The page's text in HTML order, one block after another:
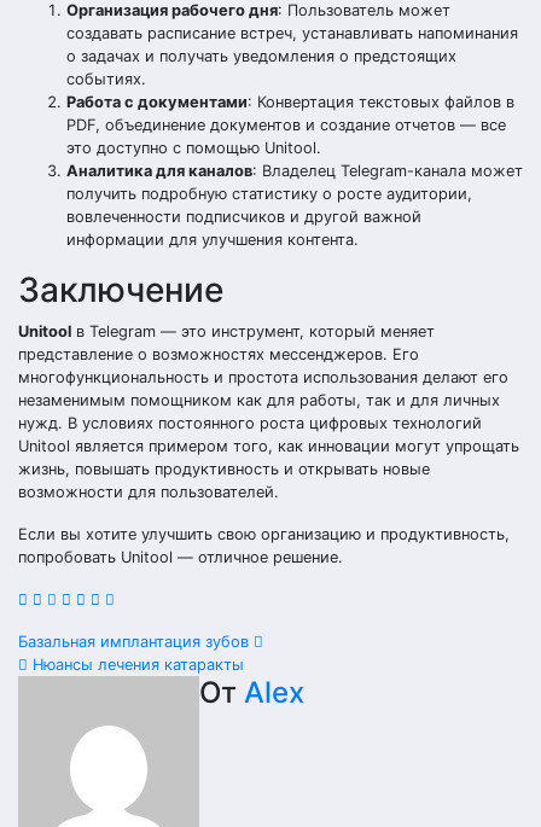
Организация рабочего дня: Пользователь может
создавать расписание встреч, устанавливать напоминания
о задачах и получать уведомления о предстоящих
событиях.
Работа с документами: Конвертация текстовых файлов в
PDF, объединение документов и создание отчетов — все
это доступно с помощью Unitool.
Аналитика для каналов: Владелец Telegram-канала может
получить подробную статистику о росте аудитории,
вовлеченности подписчиков и другой важной
информации для улучшения контента.
Заключение
Unitool в Telegram — это инструмент, который меняет
представление о возможностях мессенджеров. Его
многофункциональность и простота использования делают его
незаменимым помощником как для работы, так и для личных
нужд. В условиях постоянного роста цифровых технологий
Unitool является примером того, как инновации могут упрощать
жизнь, повышать продуктивность и открывать новые
возможности для пользователей.
Если вы хотите улучшить свою организацию и продуктивность,
попробовать Unitool — отличное решение.
Навигация
записям
Базальная имплантация зубов
Нюансы лечения катаракты
От Alex